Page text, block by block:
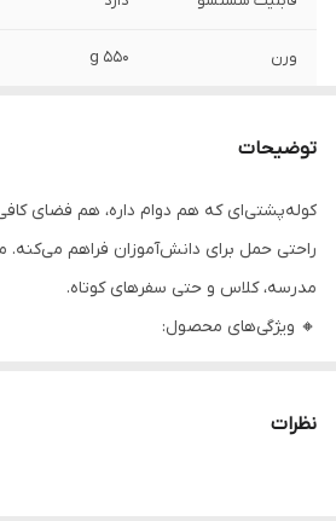
ورن 550 g
توضیحات
کوله‌پشتی‌ای که هم دوام داره، هم فضای
راحتی حمل برای دانش‌آموزان فراهم می‌کنه.
مدرسه، کلاس و حتی سفرهای کوتاه.
🔸 ویژگی‌های محصول:
• دو فضای اصلی بزرگ: مناسب برای کتاب،
نظرات